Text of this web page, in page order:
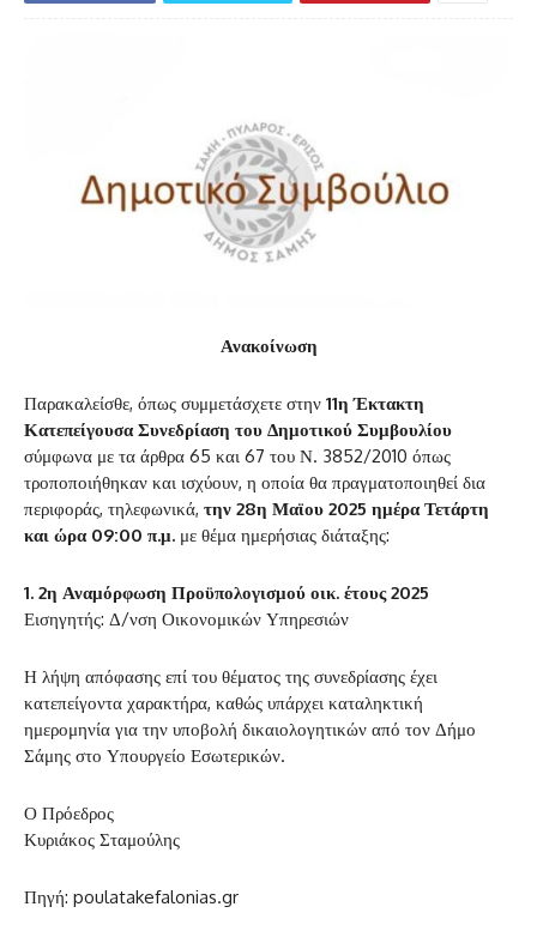
Ανακοίνωση
Παρακαλείσθε, όπως συμμετάσχετε στην 11η Έκτακτη
Κατεπείγουσα Συνεδρίαση του Δημοτικού Συμβουλίου
σύμφωνα με τα άρθρα 65 και 67 του Ν. 3852/2010 όπως
τροποποιήθηκαν και ισχύουν, η οποία θα πραγματοποιηθεί δια
περιφοράς, τηλεφωνικά, την 28η Μαϊου 2025 ημέρα Τετάρτη
και ώρα 09:00 π.μ. με θέμα ημερήσιας διάταξης:
1. 2η Αναμόρφωση Προϋπολογισμού οικ. έτους 2025
Εισηγητής: Δ/νση Οικονομικών Υπηρεσιών
Η λήψη απόφασης επί του θέματος της συνεδρίασης έχει
κατεπείγοντα χαρακτήρα, καθώς υπάρχει καταληκτική
ημερομηνία για την υποβολή δικαιολογητικών από τον Δήμο
Σάμης στο Υπουργείο Εσωτερικών.
Ο Πρόεδρος
Κυριάκος Σταμούλης
Πηγή: poulatakefalonias.gr